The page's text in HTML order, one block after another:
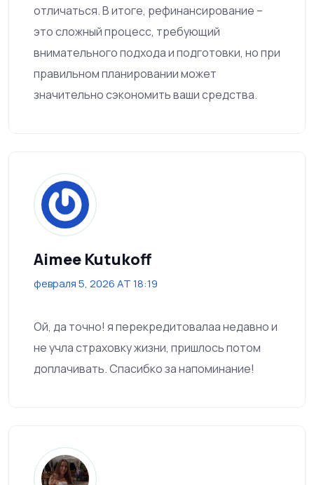
отличаться. В итоге, рефинансирование –
это сложный процесс, требующий
внимательного подхода и подготовки, но при
правильном планировании может
значительно сэкономить ваши средства.
Aimee Kutukoff
февраля 5, 2026 AT 18:19
Ой, да точно! я перекредитовалаа недавно и
не учла страховкy жизни, пришлось потом
доплачивать. Спасибко за напоминание!